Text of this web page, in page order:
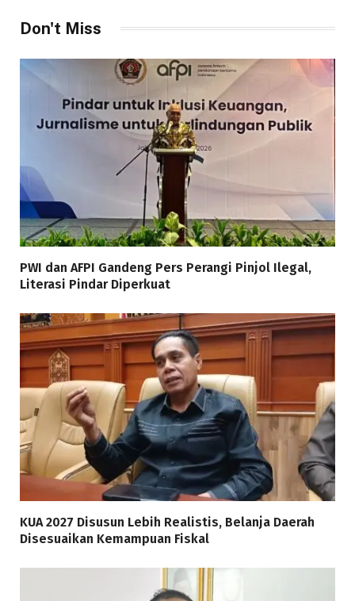
Don't Miss
PWI dan AFPI Gandeng Pers Perangi Pinjol Ilegal,
Literasi Pindar Diperkuat
KUA 2027 Disusun Lebih Realistis, Belanja Daerah
Disesuaikan Kemampuan Fiskal